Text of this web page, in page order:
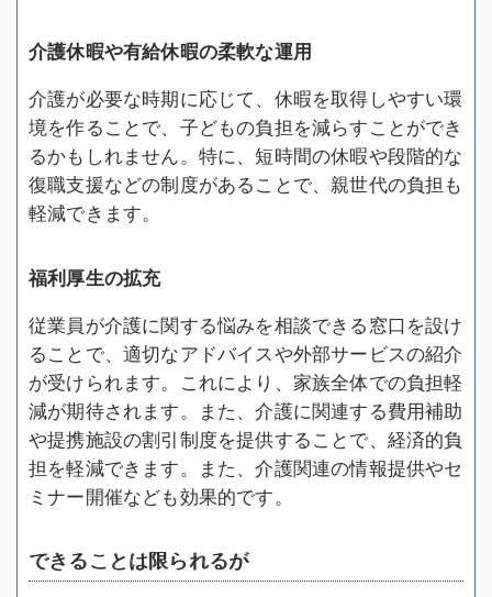
介護休暇や有給休暇の柔軟な運用
介護が必要な時期に応じて、休暇を取得しやすい環
境を作ることで、子どもの負担を減らすことができ
るかもしれません。特に、短時間の休暇や段階的な
復職支援などの制度があることで、親世代の負担も
軽減できます。
福利厚生の拡充
従業員が介護に関する悩みを相談できる窓口を設け
ることで、適切なアドバイスや外部サービスの紹介
が受けられます。これにより、家族全体での負担軽
減が期待されます。また、介護に関連する費用補助
や提携施設の割引制度を提供することで、経済的負
担を軽減できます。また、介護関連の情報提供やセ
ミナー開催なども効果的です。
できることは限られるが